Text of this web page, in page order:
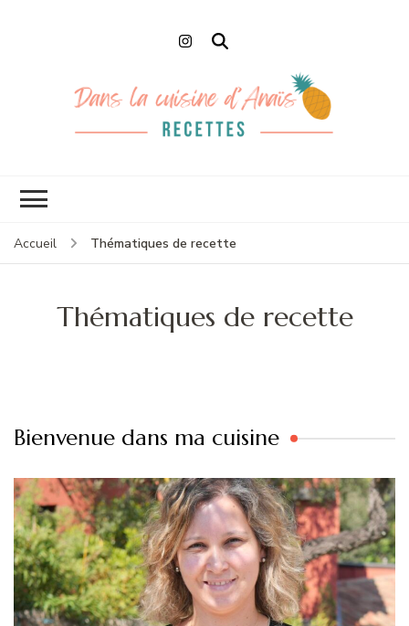
Accueil Thématiques de recette
Thématiques de recette
Bienvenue dans ma cuisine